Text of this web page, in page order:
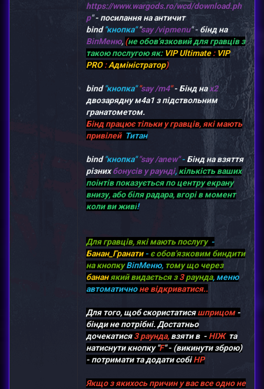
https://www.wargods.ro/wcd/download.ph
p"- посилання на античит
bind "кнопка""say /vipmenu" - бінд на
ВіпМеню, (не обов'язковий для гравців з
такою послугою як: VIP Ultimate:VIP
PRO:Адміністратор)
bind"кнопка""say /m4"- Бінд наx2
двозарядну м4а1 з підствольним
гранатометом.
Бінд працює тільки у гравців, які мають
привілей Титан
bind"кнопка""say /anew"- Бінд на взяття
різних бонусів у раунді, кількість ваших
поінтів показується по центру екрану
внизу, або біля радара, вгорі в момент
коли ви живі!
Для гравців, які мають послугу -
Банан_Гранати- є обов'язковим биндити
на кнопкуВіпМеню, тому що через
бананякий видається з3раунда, меню
автоматичноне відкриватися..
Для того, щоб скористатисяшприцом-
бінди не потрібні. Достатньо
дочекатися3 раунда, взяти в - НІЖ та
натиснути кнопку "F" - (викинути зброю)
- потримати та додати собіHP
Якщо з якихось причин у вас все одно не